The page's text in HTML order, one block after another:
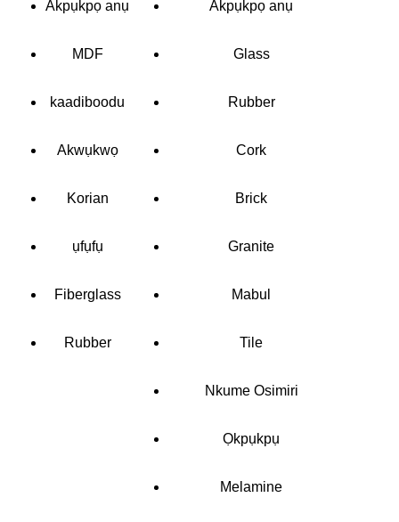
Akpụkpọ anụ Akpụkpọ anụ
MDF Glass
kaadiboodu Rubber
Akwụkwọ Cork
Korian Brick
ụfụfụ Granite
Fiberglass Mabul
Rubber Tile
Nkume Osimiri
Ọkpụkpụ
Melamine